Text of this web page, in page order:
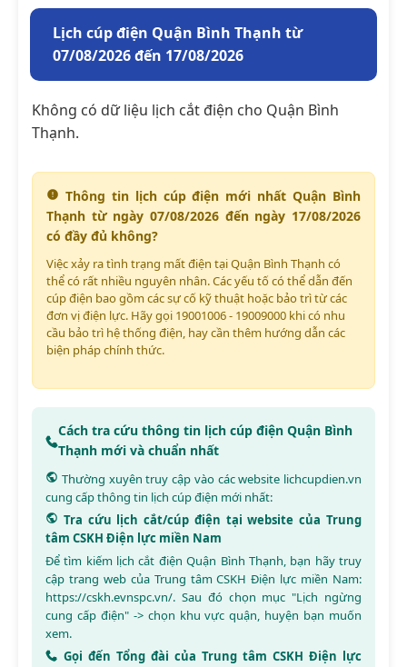
Lịch cúp điện Quận Bình Thạnh từ
07/08/2026 đến 17/08/2026
Không có dữ liệu lịch cắt điện cho Quận Bình
Thạnh.
Thông tin lịch cúp điện mới nhất Quận Bình
Thạnh từ ngày 07/08/2026 đến ngày 17/08/2026
có đầy đủ không?
Việc xảy ra tình trạng mất điện tại Quận Bình Thạnh có
thể có rất nhiều nguyên nhân. Các yếu tố có thể dẫn đến
cúp điện bao gồm các sự cố kỹ thuật hoặc bảo trì từ các
đơn vị điện lực. Hãy gọi 19001006 - 19009000 khi có nhu
cầu bảo trì hệ thống điện, hay cần thêm hướng dẫn các
biện pháp chính thức.
Cách tra cứu thông tin lịch cúp điện Quận Bình
Thạnh mới và chuẩn nhất
Thường xuyên truy cập vào các website lichcupdien.vn
cung cấp thông tin lịch cúp điện mới nhất:
Tra cứu lịch cắt/cúp điện tại website của Trung
tâm CSKH Điện lực miền Nam
Để tìm kiếm lịch cắt điện Quận Bình Thạnh, bạn hãy truy
cập trang web của Trung tâm CSKH Điện lực miền Nam:
https://cskh.evnspc.vn/. Sau đó chọn mục "Lịch ngừng
cung cấp điện" -> chọn khu vực quận, huyện bạn muốn
xem.
Gọi đến Tổng đài của Trung tâm CSKH Điện lực